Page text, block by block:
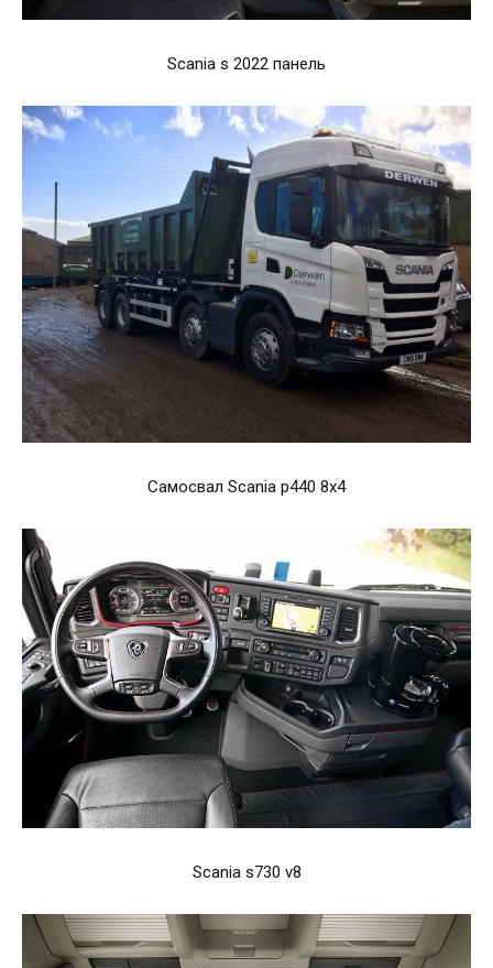
Scania s 2022 панель
Самосвал Scania p440 8x4
Scania s730 v8